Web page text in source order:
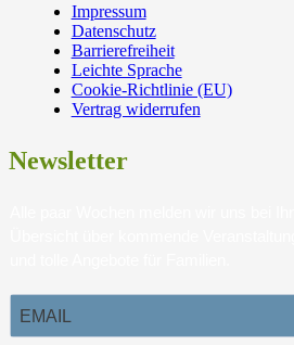
Impressum
Datenschutz
Barrierefreiheit
Leichte Sprache
Cookie-Richtlinie (EU)
Vertrag widerrufen
Newsletter